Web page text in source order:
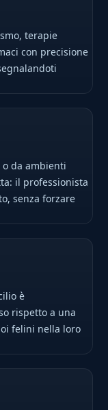
terapie
con precisione
da ambienti
il professionista
senza forzare
è
rispetto a una
felini nella loro